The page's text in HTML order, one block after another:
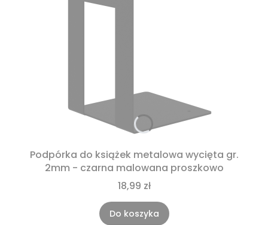
Podpórka do książek metalowa wycięta gr.
2mm - czarna malowana proszkowo
18,99 zł
Do koszyka